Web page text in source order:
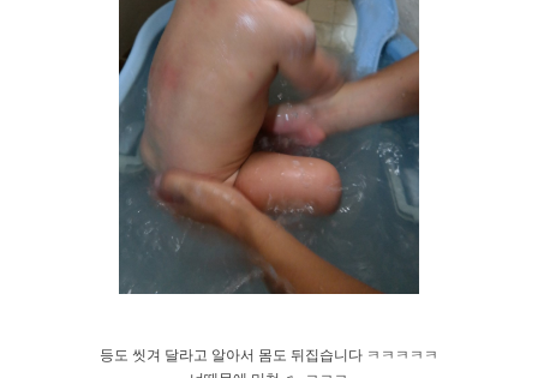
​등도 씻겨 달라고 알아서 몸도 뒤집습니다 ㅋㅋㅋㅋㅋ